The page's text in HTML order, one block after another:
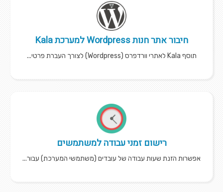
חיבור אתר חנות Wordpress למערכת Kala
תוסף Kala לאתרי וורדפרס (Wordpress) לצורך העברת פרטי...
רישום זמני עבודה למשתמשים
אפשרות הזנת שעות עבודה של עובדים (משתמשי המערכת) עבור...